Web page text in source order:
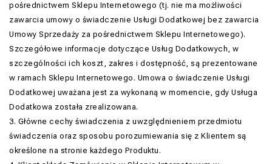
pośrednictwem Sklepu Internetowego (tj. nie ma możliwości
zawarcia umowy o świadczenie Usługi Dodatkowej bez zawarcia
Umowy Sprzedaży za pośrednictwem Sklepu Internetowego).
Szczegółowe informacje dotyczące Usług Dodatkowych, w
szczególności ich koszt, zakres i dostępność, są prezentowane
w ramach Sklepu Internetowego. Umowa o świadczenie Usługi
Dodatkowej uważana jest za wykonaną w momencie, gdy Usługa
Dodatkowa została zrealizowana.
3. Główne cechy świadczenia z uwzględnieniem przedmiotu
świadczenia oraz sposobu porozumiewania się z Klientem są
określone na stronie każdego Produktu.